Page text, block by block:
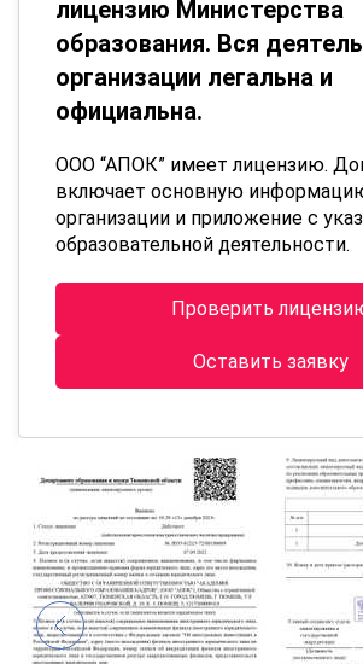
лицензию Министерства
образования. Вся
организации легальна и
официальна.
ООО “АПОК” имеет лицензию.
включает основную
организации и приложение с
образовательной деятельности.
Проверить
Оставить заявку